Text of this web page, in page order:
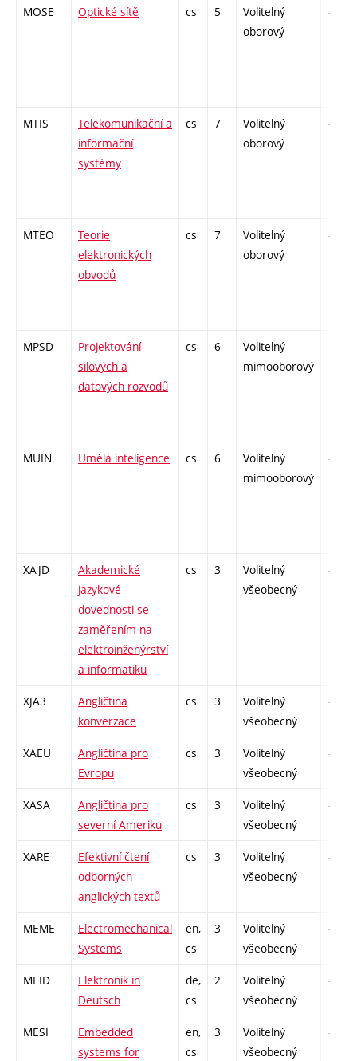
MOSE Optické sítě cs 5
Volitelný
oborový
-
MTIS
Telekomunikační a
informační
systémy
cs 7
Volitelný
oborový
-
MTEO
Teorie
elektronických
obvodů
cs 7
Volitelný
oborový
-
MPSD
Projektování
silových a
datových rozvodů
cs 6
Volitelný
mimooborový
-
MUIN Umělá inteligence cs 6
Volitelný
mimooborový
-
XAJD
Akademické
jazykové
dovednosti se
zaměřením na
elektroinženýrství
a informatiku
cs 3
Volitelný
všeobecný
-
XJA3
Angličtina
konverzace
cs 3
Volitelný
všeobecný
-
XAEU
Angličtina pro
Evropu
cs 3
Volitelný
všeobecný
-
XASA
Angličtina pro
severní Ameriku
cs 3
Volitelný
všeobecný
-
XARE
Efektivní čtení
odborných
anglických textů
cs 3
Volitelný
všeobecný
-
MEME
Electromechanical
Systems
en,
cs
3
Volitelný
všeobecný
-
MEID
Elektronik in
Deutsch
de,
cs
2
Volitelný
všeobecný
-
MESI
Embedded
systems for
en,
cs
3
Volitelný
všeobecný
-